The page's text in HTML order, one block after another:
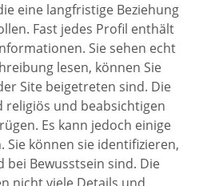
eine langfristige Beziehung
Fast jedes Profil enthält
Sie sehen echt
lesen, können Sie
Site beigetreten sind. Die
religiös und beabsichtigen
Es kann jedoch einige
Sie können sie identifizieren,
bei Bewusstsein sind. Die